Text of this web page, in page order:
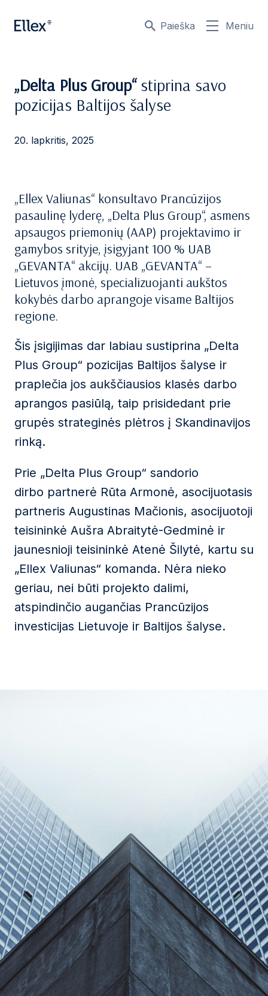
Paieška Meniu
„Delta Plus Group“stiprina savo
pozicijas Baltijos šalyse
20. lapkritis, 2025
„Ellex Valiunas“ konsultavo Prancūzijos
pasaulinę lyderę, „Delta Plus Group“, asmens
apsaugos priemonių (AAP) projektavimo ir
gamybos srityje, įsigyjant 100 % UAB
„GEVANTA“ akcijų. UAB „GEVANTA“ –
Lietuvos įmonė, specializuojanti aukštos
kokybės darbo aprangoje visame Baltijos
regione.
Šis įsigijimas dar labiau sustiprina „Delta
Plus Group“ pozicijas Baltijos šalyse ir
praplečia jos aukščiausios klasės darbo
aprangos pasiūlą, taip prisidedant prie
grupės strateginės plėtros į Skandinavijos
rinką.
Prie „Delta Plus Group“ sandorio
dirbo partnerė Rūta Armonė, asocijuotasis
partneris Augustinas Mačionis, asocijuotoji
teisininkė Aušra Abraitytė-Gedminė ir
jaunesnioji teisininkė Atenė Šilytė, kartu su
„Ellex Valiunas“ komanda. Nėra nieko
geriau, nei būti projekto dalimi,
atspindinčio augančias Prancūzijos
investicijas Lietuvoje ir Baltijos šalyse.